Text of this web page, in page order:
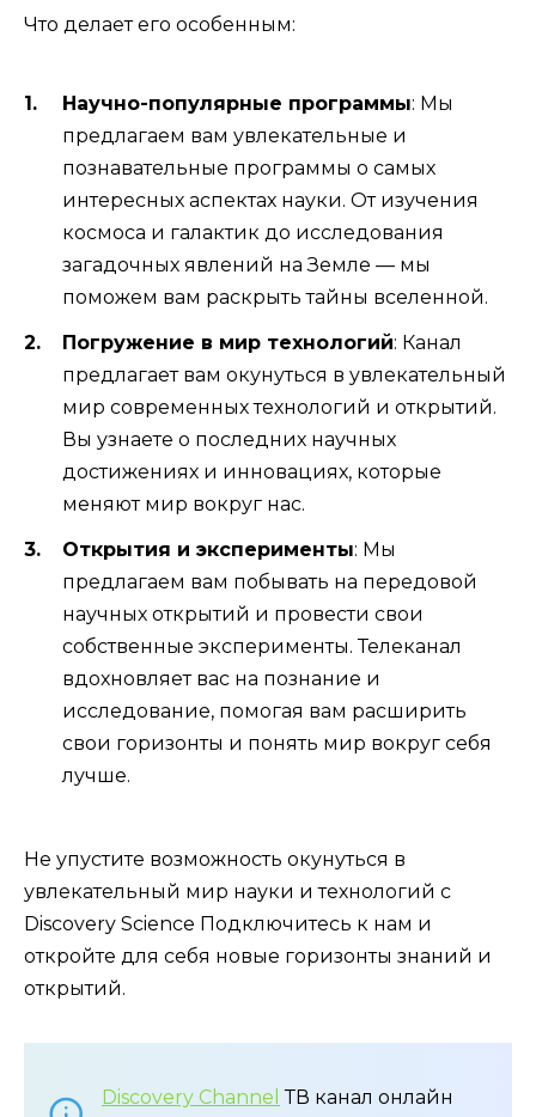
Что делает его особенным:
Научно-популярные программы: Мы
предлагаем вам увлекательные и
познавательные программы о самых
интересных аспектах науки. От изучения
космоса и галактик до исследования
загадочных явлений на Земле — мы
поможем вам раскрыть тайны вселенной.
Погружение в мир технологий: Канал
предлагает вам окунуться в увлекательный
мир современных технологий и открытий.
Вы узнаете о последних научных
достижениях и инновациях, которые
меняют мир вокруг нас.
Открытия и эксперименты: Мы
предлагаем вам побывать на передовой
научных открытий и провести свои
собственные эксперименты. Телеканал
вдохновляет вас на познание и
исследование, помогая вам расширить
свои горизонты и понять мир вокруг себя
лучше.
Не упустите возможность окунуться в
увлекательный мир науки и технологий с
Discovery Science Подключитесь к нам и
откройте для себя новые горизонты знаний и
открытий.
Discovery Channel ТВ канал онлайн